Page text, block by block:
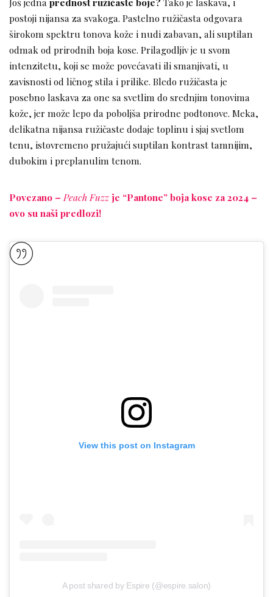
postoji nijansa za svakoga. Pastelno ružičasta odgovara
širokom spektru tonova kože i nudi zabavan, ali suptilan
odmak od prirodnih boja kose. Prilagodljiv je u svom
intenzitetu, koji se može povećavati ili smanjivati, u
zavisnosti od ličnog stila i prilike. Bledo ružičasta je
posebno laskava za one sa svetlim do srednjim tonovima
kože, jer može lepo da poboljša prirodne podtonove. Meka,
delikatna nijansa ružičaste dodaje toplinu i sjaj svetlom
tenu, istovremeno pružajući suptilan kontrast tamnijim,
dubokim i preplanulim tenom.
Povezano – Peach Fuzzje “Pantone” boja kose za 2024 –
ovo su naši predlozi!
View this post on Instagram
A post shared by Espire (@espire.salon)